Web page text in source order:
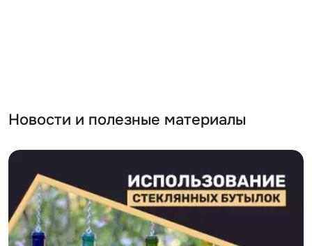
Новости и полезные материалы